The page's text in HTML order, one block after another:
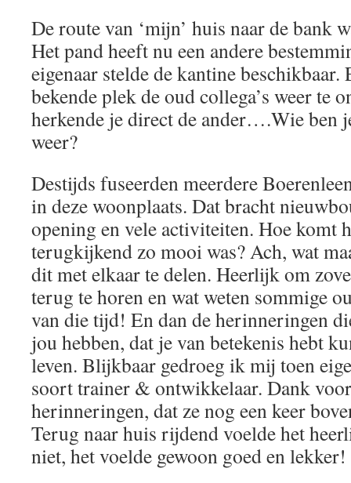
De route van ‘mijn’ huis naar de bank
Het pand heeft nu een andere
eigenaar stelde de kantine
bekende plek de oud collega’s weer te
herkende je direct de ander….Wie ben
weer?
Destijds fuseerden meerdere
in deze woonplaats. Dat bracht
opening en vele activiteiten. Hoe komt
terugkijkend zo mooi was? Ach, wat
dit met elkaar te delen. Heerlijk om
terug te horen en wat weten sommige
van die tijd! En dan de herinneringen
jou hebben, dat je van betekenis hebt
leven. Blijkbaar gedroeg ik mij toen
soort trainer & ontwikkelaar. Dank
herinneringen, dat ze nog een keer
Terug naar huis rijdend voelde het
niet, het voelde gewoon goed en lekker!